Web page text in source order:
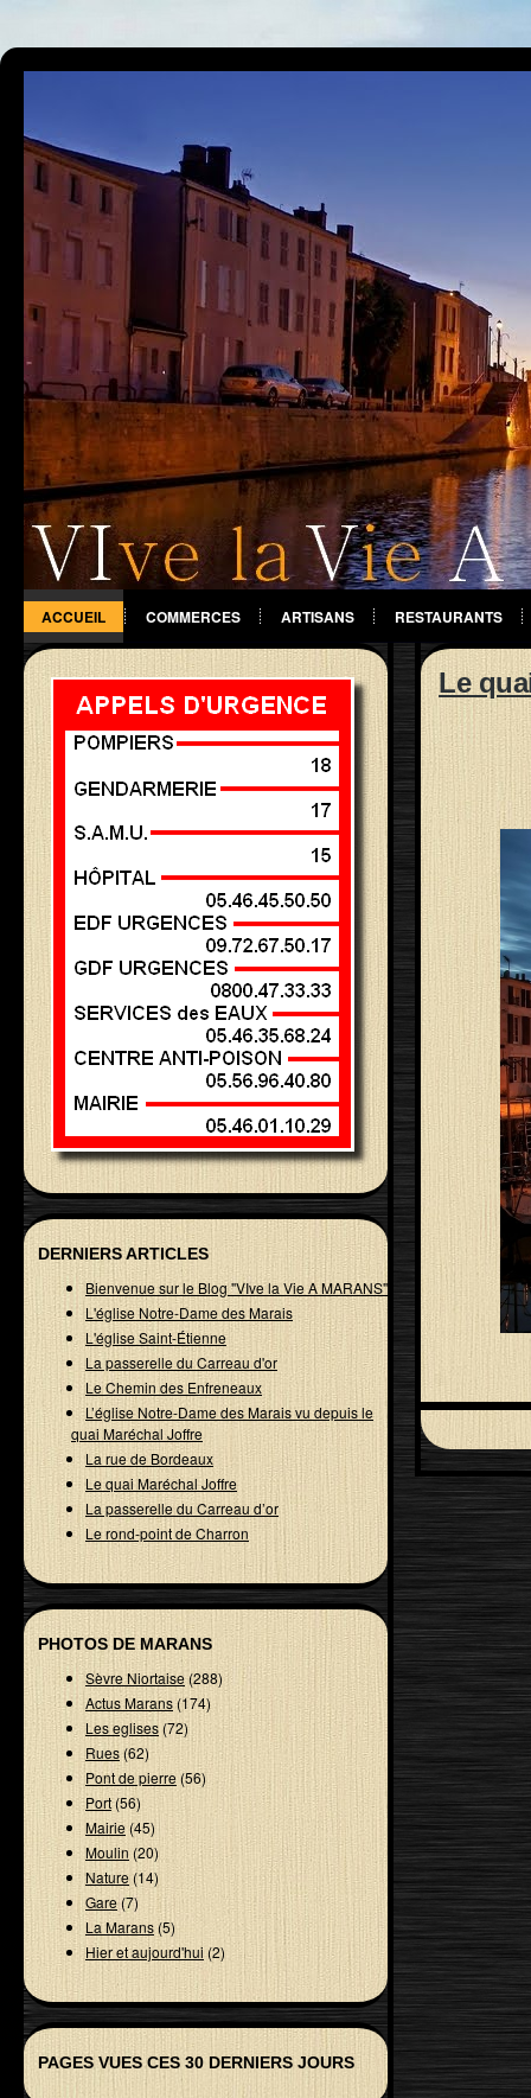
ACCUEIL COMMERCES ARTISANS RESTAURANTS
DIVERS
DERNIERS ARTICLES
Bienvenue sur le Blog "VIve la Vie A MARANS"
L'église Notre-Dame des Marais
L'église Saint-Étienne
La passerelle du Carreau d'or
Le Chemin des Enfreneaux
L’église Notre-Dame des Marais vu depuis le
quai Maréchal Joffre
La rue de Bordeaux
Le quai Maréchal Joffre
La passerelle du Carreau d’or
Le rond-point de Charron
PHOTOS DE MARANS
Sèvre Niortaise(288)
Actus Marans (174)
Les eglises(72)
Rues(62)
Pont de pierre(56)
Port(56)
Mairie(45)
Moulin(20)
Nature(14)
Gare (7)
La Marans(5)
Hier et aujourd'hui (2)
PAGES VUES CES 30 DERNIERS JOURS
Le